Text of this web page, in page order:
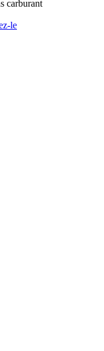
carburant
le